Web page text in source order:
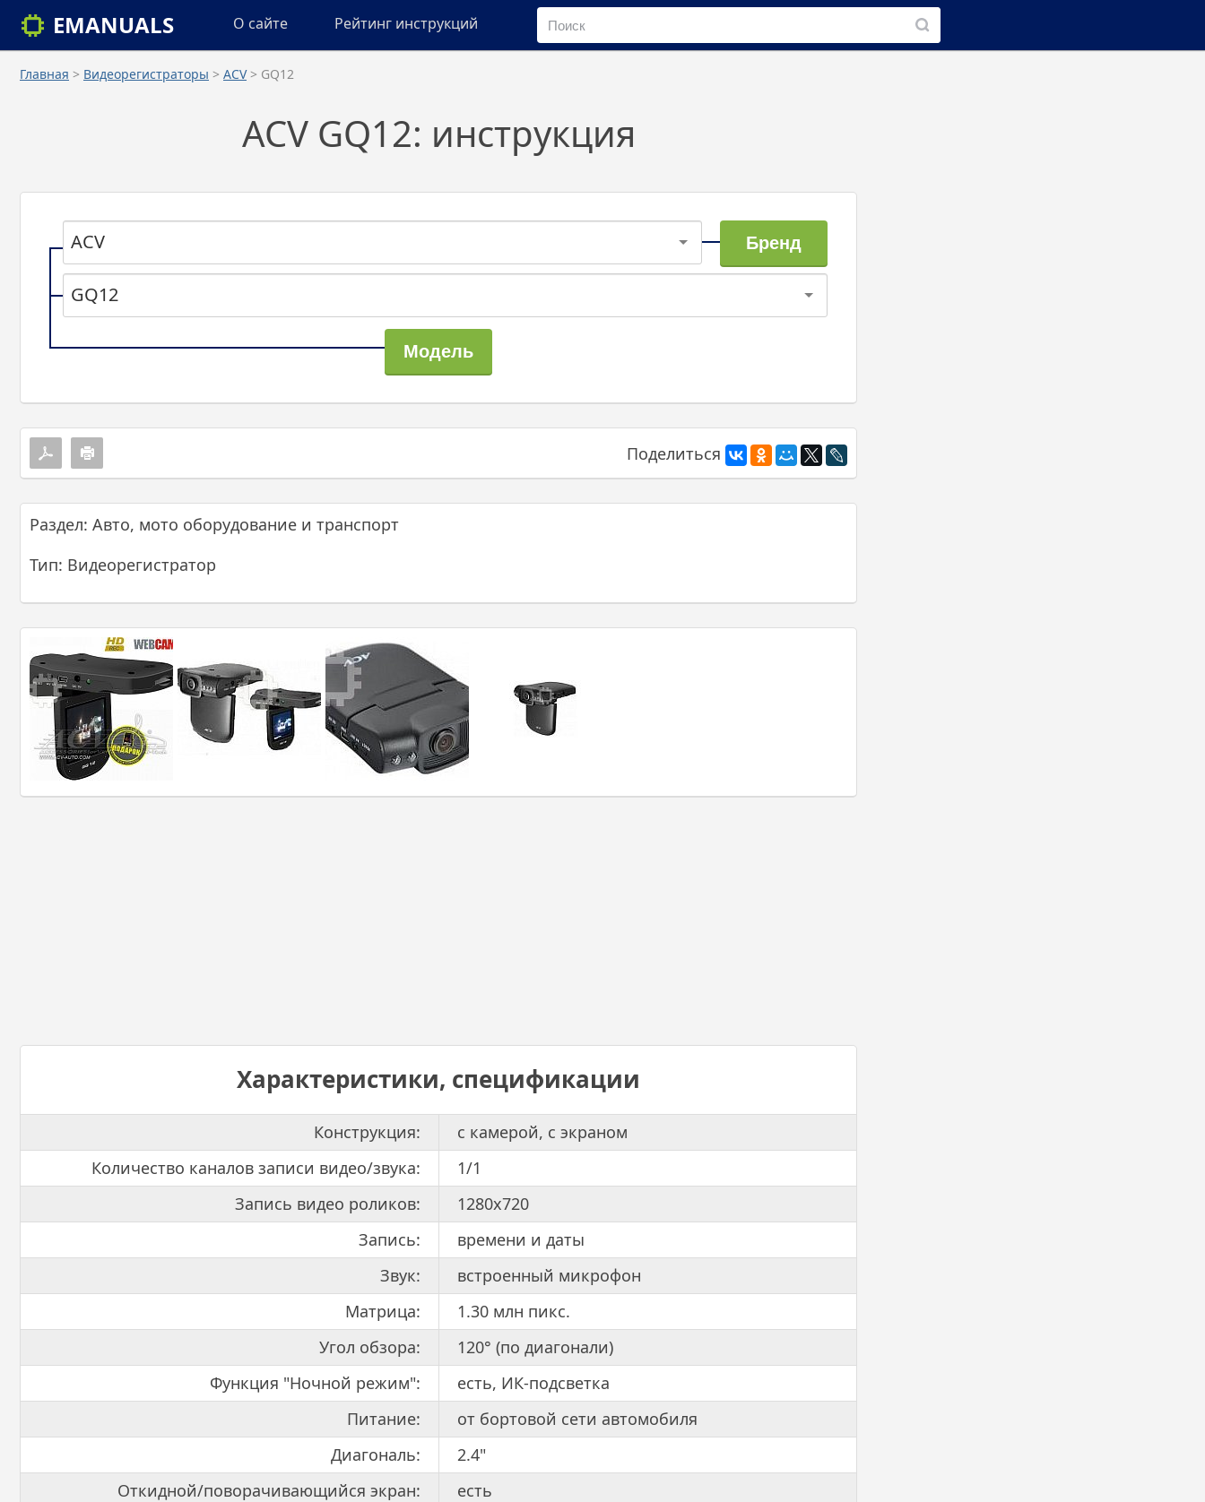
EMANUALS О сайте Рейтинг инструкций
Главная > Видеорегистраторы > ACV> GQ12
ACV GQ12: инструкция
ACV
GQ12
Поделиться
Раздел: Авто, мото оборудование и транспорт
Тип: Видеорегистратор
Характеристики, спецификации
Конструкция:
с камерой, с экраном
Количество каналов записи видео/звука:
1/1
Запись видео роликов:
1280x720
Запись:
времени и даты
Звук:
встроенный микрофон
Матрица:
1.30 млн пикс.
Угол обзора:
120° (по диагонали)
Функция "Ночной режим":
есть, ИК-подсветка
Питание:
от бортовой сети автомобиля
Диагональ:
2.4"
Откидной/поворачивающийся экран:
есть